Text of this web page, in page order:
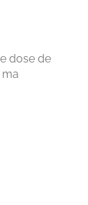
dose de